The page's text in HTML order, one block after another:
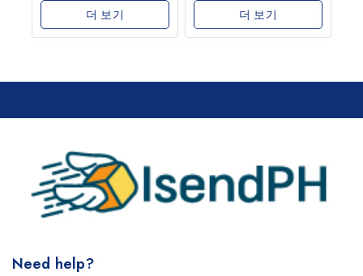
더 보기 더 보기
Need help?